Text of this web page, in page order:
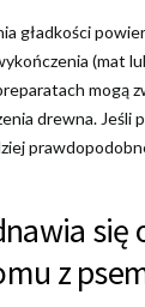
gładkości
(mat
mogą
drewna. Jeśli
się
z